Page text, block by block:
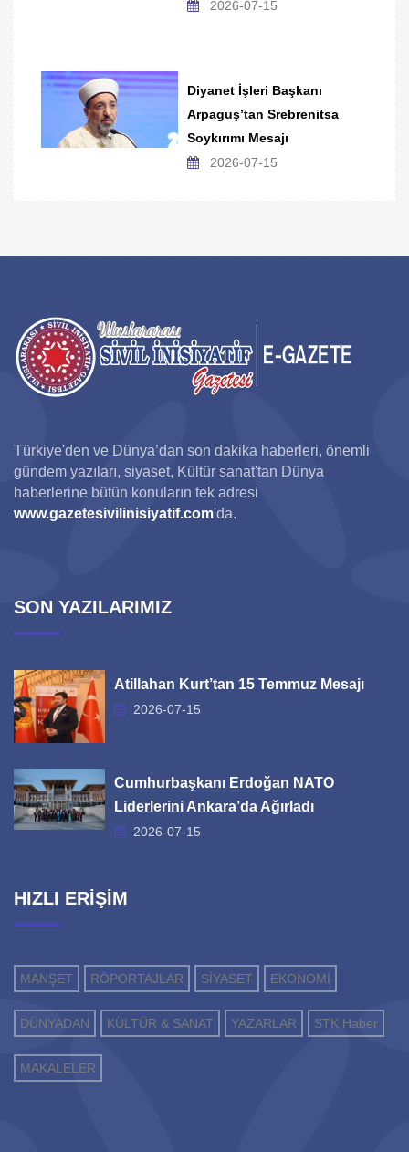
2026-07-15
Diyanet İşleri Başkanı
Arpaguş’tan Srebrenitsa
Soykırımı Mesajı
2026-07-15
Türkiye'den ve Dünya’dan son dakika haberleri, önemli
gündem yazıları, siyaset, Kültür sanat'tan Dünya
haberlerine bütün konuların tek adresi
www.gazetesivilinisiyatif.com'da.
SON YAZILARIMIZ
Atillahan Kurt’tan 15 Temmuz Mesajı
2026-07-15
Cumhurbaşkanı Erdoğan NATO
Liderlerini Ankara’da Ağırladı
2026-07-15
HIZLI ERİŞİM
MANŞET RÖPORTAJLAR SİYASET EKONOMİ
DÜNYADAN KÜLTÜR & SANAT YAZARLAR STK Haber
MAKALELER